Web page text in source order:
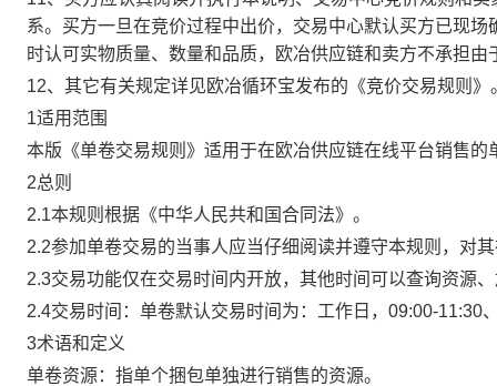
系。买方一旦在竞价过程中出价，交易中心默认买方已现
时认可实物质量、数量和品质，欧冶供应链和卖方不承担由
12、其它有关规定详见欧冶循环宝发布的《竞价交易规则》
1适用范围
本版《单卷交易规则》适用于在欧冶供应链在线平台销售的
2总则
2.1本规则根据《中华人民共和国合同法》。
2.2参加单卷交易的当事人应当仔细阅读并遵守本规则，对
2.3交易功能仅在交易时间内开放，其他时间可以查询资源
2.4交易时间：单卷默认交易时间为：工作日，09:00-11:30
3术语和定义
单卷资源：指单个捆包单独进行销售的资源。